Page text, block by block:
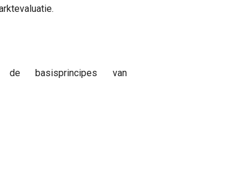
basisprincipes van